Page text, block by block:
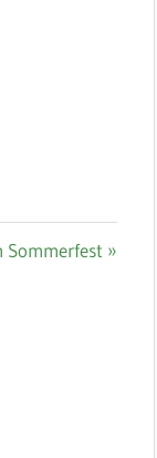
Sommerfest